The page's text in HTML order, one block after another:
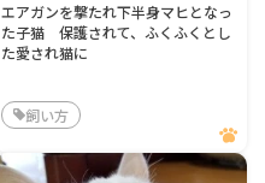
エアガンを撃たれ下半身マヒとなっ
た子猫 保護されて、ふくふくとし
た愛され猫に
飼い方